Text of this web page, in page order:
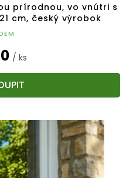
prírodnou, vo vnútri s
cm, český výrobok
/ ks